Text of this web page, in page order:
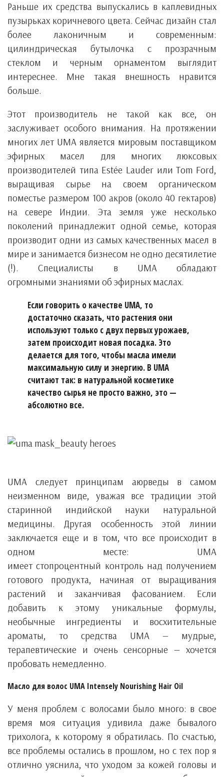
Раньше их средства выпускались в каплевидных
пузырьках коричневого цвета. Сейчас дизайн стал
более лаконичным и современным:
цилиндрическая бутылочка с прозрачным
стеклом и черным орнаментом выглядит
интереснее. Мне такая внешность нравится
больше.
Этот производитель не такой как все, он
заслуживает особого внимания. На протяжении
многих лет UMA является мировым поставщиком
эфирных масел для многих люксовых
производителей типа Estée Lauder или Tom Ford,
выращивая сырье на своем органическом
поместье размером 100 акров (около 40 гектаров)
на севере Индии. Эта земля уже несколько
поколений принадлежит одной семье, которая
производит одни из самых качественных масел в
мире и занимается бизнесом не одно десятилетие
(!). Специалисты в UMA обладают
огромными знаниями об эфирных маслах.
Если говорить о качестве UMA, то
достаточно сказать, что растения они
используют только с двух первых урожаев,
затем происходит новая посадка. Это
делается для того, чтобы масла имели
максимальную силу и энергию. В UMA
считают так: в натуральной косметике
качество сырья не просто важно, это —
абсолютно все.
UMA следует принципам аюрведы в самом
неизменном виде, уважая все традиции этой
старинной индийской науки натуральной
медицины. Другая особенность этой линии
заключается еще и в том, что все происходит в
одном месте: UMA
имеет стопроцентный контроль над получением
готового продукта, начиная от выращивания
растений и заканчивая фасованием. Если
добавить к этому уникальные формулы,
необычные ингредиенты и восхитительные
ароматы, то средства UMA — мудрые,
терапевтические и очень сенсорные — хочется
пробовать немедленно.
Масло для волос UMA Intensely Nourishing Hair Oil
У меня проблем с волосами было много: в свое
время моя ситуация удивила даже бывалого
трихолога, к которому я обратилась. По счастью,
все проблемы остались в прошлом, но с тех пор я
отлично уяснила, что уходом за кожей головы и